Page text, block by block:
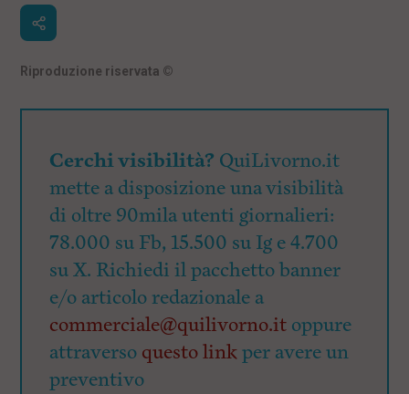
Riproduzione riservata ©
Cerchi visibilità? QuiLivorno.it
mette a disposizione una visibilità
di oltre 90mila utenti giornalieri:
78.000 su Fb, 15.500 su Ig e 4.700
su X. Richiedi il pacchetto banner
e/o articolo redazionale a
commerciale@quilivorno.it oppure
attraverso questo linkper avere un
preventivo